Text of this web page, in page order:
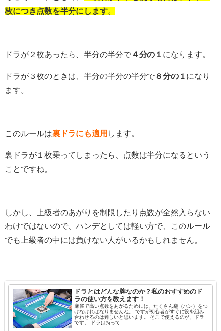
枚につき点数を半分にします。
ドラが２枚あったら、半分の半分で４分の１ になります。
ドラが３枚のときは、半分の半分の半分で８分の１ になり
ます。
このルールは裏ドラにも適用 します。
裏ドラが１枚乗ってしまったら、点数は半分になるという
ことですね。
しかし、上級者のあがりを制限したり点数が全然入らない
わけではないので、ハンデとしては軽い方で、このルール
でも上級者の中には負けない人がいるかもしれません。
ドラとはどんな牌なのか？私のおすすめのド
ラの使い方を教えます！
麻雀で高い点数をあがるためには、たくさん翻（ハン）をつ
けなければなりませんね。 ですが初心者がすぐに役を組み
合わせるのは難しいと思います。 そこで使えるのが、ドラ
です。 ドラは持って...